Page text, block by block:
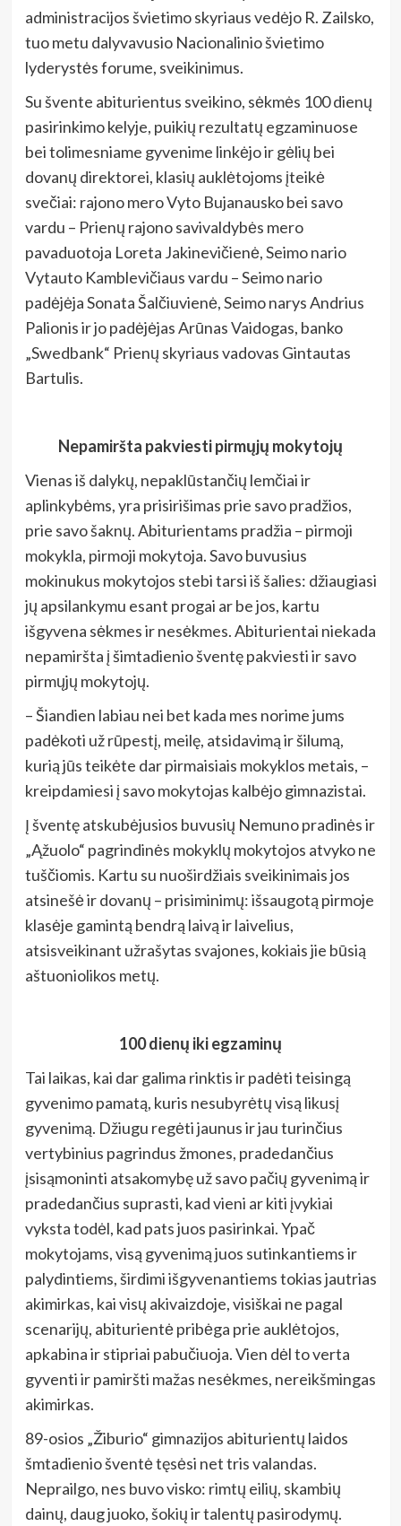
administracijos švietimo skyriaus vedėjo R. Zailsko,
tuo metu dalyvavusio Nacionalinio švietimo
lyderystės forume, sveikinimus.
Su švente abiturientus sveikino, sėkmės 100 dienų
pasirinkimo kelyje, puikių rezultatų egzaminuose
bei tolimesniame gyvenime linkėjo ir gėlių bei
dovanų direktorei, klasių auklėtojoms įteikė
svečiai: rajono mero Vyto Bujanausko bei savo
vardu – Prienų rajono savivaldybės mero
pavaduotoja Loreta Jakinevičienė, Seimo nario
Vytauto Kamblevičiaus vardu – Seimo nario
padėjėja Sonata Šalčiuvienė, Seimo narys Andrius
Palionis ir jo padėjėjas Arūnas Vaidogas, banko
„Swedbank“ Prienų skyriaus vadovas Gintautas
Bartulis.
Nepamiršta pakviesti pirmųjų mokytojų
Vienas iš dalykų, nepaklūstančių lemčiai ir
aplinkybėms, yra prisirišimas prie savo pradžios,
prie savo šaknų. Abiturientams pradžia – pirmoji
mokykla, pirmoji mokytoja. Savo buvusius
mokinukus mokytojos stebi tarsi iš šalies: džiaugiasi
jų apsilankymu esant progai ar be jos, kartu
išgyvena sėkmes ir nesėkmes. Abiturientai niekada
nepamiršta į šimtadienio šventę pakviesti ir savo
pirmųjų mokytojų.
– Šiandien labiau nei bet kada mes norime jums
padėkoti už rūpestį, meilę, atsidavimą ir šilumą,
kurią jūs teikėte dar pirmaisiais mokyklos metais, –
kreipdamiesi į savo mokytojas kalbėjo gimnazistai.
Į šventę atskubėjusios buvusių Nemuno pradinės ir
„Ąžuolo“ pagrindinės mokyklų mokytojos atvyko ne
tuščiomis. Kartu su nuoširdžiais sveikinimais jos
atsinešė ir dovanų – prisiminimų: išsaugotą pirmoje
klasėje gamintą bendrą laivą ir laivelius,
atsisveikinant užrašytas svajones, kokiais jie būsią
aštuoniolikos metų.
100 dienų iki egzaminų
Tai laikas, kai dar galima rinktis ir padėti teisingą
gyvenimo pamatą, kuris nesubyrėtų visą likusį
gyvenimą. Džiugu regėti jaunus ir jau turinčius
vertybinius pagrindus žmones, pradedančius
įsisąmoninti atsakomybę už savo pačių gyvenimą ir
pradedančius suprasti, kad vieni ar kiti įvykiai
vyksta todėl, kad pats juos pasirinkai. Ypač
mokytojams, visą gyvenimą juos sutinkantiems ir
palydintiems, širdimi išgyvenantiems tokias jautrias
akimirkas, kai visų akivaizdoje, visiškai ne pagal
scenarijų, abiturientė pribėga prie auklėtojos,
apkabina ir stipriai pabučiuoja. Vien dėl to verta
gyventi ir pamiršti mažas nesėkmes, nereikšmingas
akimirkas.
89-osios „Žiburio“ gimnazijos abiturientų laidos
šmtadienio šventė tęsėsi net tris valandas.
Neprailgo, nes buvo visko: rimtų eilių, skambių
dainų, daug juoko, šokių ir talentų pasirodymų.